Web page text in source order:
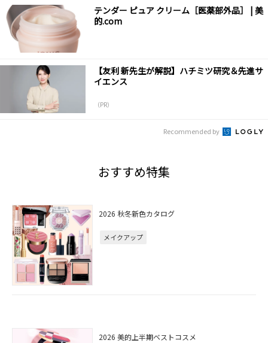
テンダー ピュア クリーム［医薬部外品］ | 美
的.com
【友利 新先生が解説】ハチミツ研究＆先進サ
イエンス
（PR）
Recommended by
おすすめ特集
2026 秋冬新色カタログ
メイクアップ
2026 美的上半期ベストコスメ